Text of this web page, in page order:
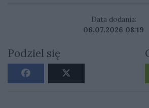
Data dodania:
06.07.2026 08:19
Podziel się